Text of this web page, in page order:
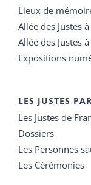
Lieux de
Allée des Justes
Allée des Justes
Expositions
LES JUSTES
Les Justes de
Dossiers
Les Personnes
Les Cérémonies